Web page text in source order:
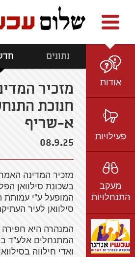
Facebookyoutube twitter
אודות
הצוות
חזון ועמדות
אמיל גרינצווייג
שקיפות
פעילויות
ברשת
בתקשורת
וידאו
מעקב
התנחלויות
נתונים
חדשות
נושאים
נתונים
מזכיר
חנוכת
א-שריף
08.9.25
מזכיר המדינה
בשכונת סילוואן
המופעל ע"י עמותת
סילוואן לעיר
המתנחלים אלע"ד
ואדי חילווה